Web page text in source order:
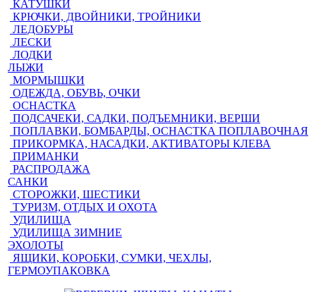
КАТУШКИ
КРЮЧКИ, ДВОЙНИКИ, ТРОЙНИКИ
ЛЕДОБУРЫ
ЛЕСКИ
ЛОДКИ
ЛЫЖИ
МОРМЫШКИ
ОДЕЖДА, ОБУВЬ, ОЧКИ
ОСНАСТКА
ПОДСАЧЕКИ, САДКИ, ПОДЪЕМНИКИ, ВЕРШИ
ПОПЛАВКИ, БОМБАРДЫ, ОСНАСТКА ПОПЛАВОЧНАЯ
ПРИКОРМКА, НАСАДКИ, АКТИВАТОРЫ КЛЕВА
ПРИМАНКИ
РАСПРОДАЖА
САНКИ
СТОРОЖКИ, ШЕСТИКИ
ТУРИЗМ, ОТДЫХ И ОХОТА
УДИЛИЩА
УДИЛИЩА ЗИМНИЕ
ЭХОЛОТЫ
ЯЩИКИ, КОРОБКИ, СУМКИ, ЧЕХЛЫ,
ГЕРМОУПАКОВКА